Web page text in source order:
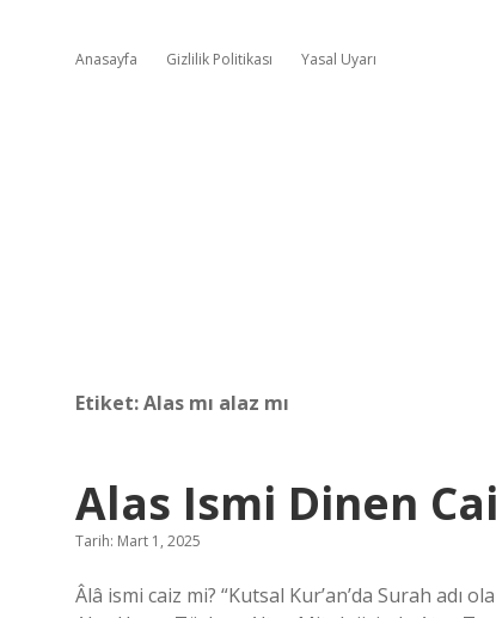
Anasayfa Gizlilik Politikası Yasal Uyarı
Etiket:Alas mı alaz mı
Alas Ismi Dinen
Tarih: Mart 1, 2025
Âlâ ismi caiz mi? “Kutsal Kur’an’da Surah adı